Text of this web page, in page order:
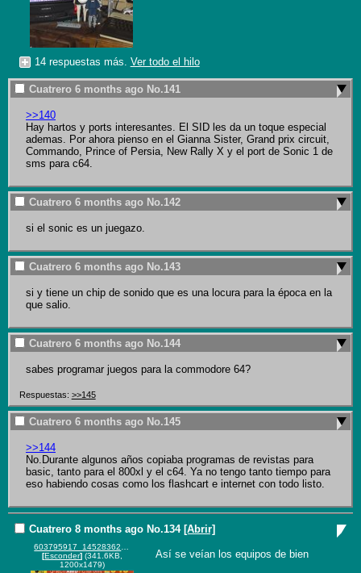
14 respuestas más. Ver todo el hilo
Cuatrero 6 months ago No.141
>>140
Hay hartos y ports interesantes. El SID les da un toque especial
ademas. Por ahora pienso en el Gianna Sister, Grand prix circuit,
Commando, Prince of Persia, New Rally X y el port de Sonic 1 de
sms para c64.
Cuatrero 6 months ago No.142
si el sonic es un juegazo.
Cuatrero 6 months ago No.143
si y tiene un chip de sonido que es una locura para la época en la
que salio.
Cuatrero 6 months ago No.144
sabes programar juegos para la commodore 64?
Respuestas: >>145
Cuatrero 6 months ago No.145
>>144
No.Durante algunos años copiaba programas de revistas para
basic, tanto para el 800xl y el c64. Ya no tengo tanto tiempo para
eso habiendo cosas como los flashcart e internet con todo listo.
Cuatrero 8 months ago No.134 [Abrir]
603795917_1452836260180369_3357882619070245722_n.jpg
[Esconder] (341.6KB,
1200x1479)
Así se veían los equipos de bien